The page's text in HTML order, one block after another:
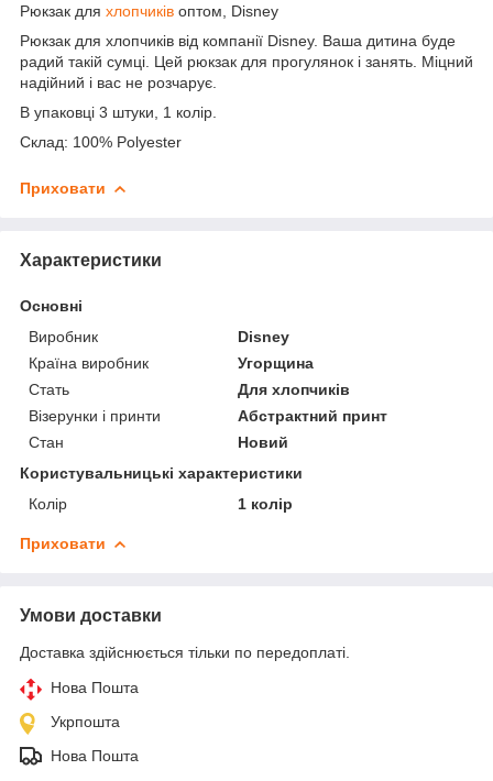
Рюкзак для хлопчиків оптом, Disney
Рюкзак для хлопчиків від компанії Disney. Ваша дитина буде
радий такій сумці. Цей рюкзак для прогулянок і занять. Міцний
надійний і вас не розчарує.
В упаковці 3 штуки, 1 колір.
Склад: 100% Polyester
Приховати
Характеристики
Основні
Виробник
Disney
Країна виробник
Угорщина
Стать
Для хлопчиків
Візерунки і принти
Абстрактний принт
Стан
Новий
Користувальницькі характеристики
Колір
1 колір
Приховати
Умови доставки
Доставка здійснюється тільки по передоплаті.
Нова Пошта
Укрпошта
Нова Пошта